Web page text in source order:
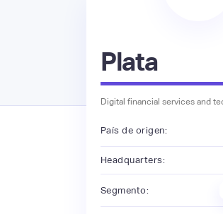
Plata
Digital financial services and
País de origen:
Headquarters:
Segmento: